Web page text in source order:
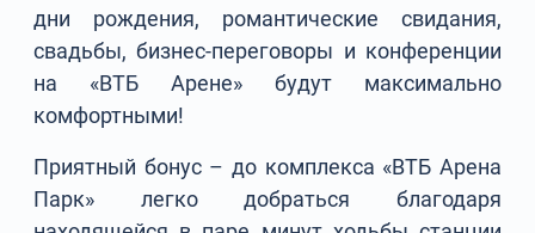
дни рождения, романтические свидания,
свадьбы, бизнес-переговоры и конференции
на «ВТБ Арене» будут максимально
комфортными!
Приятный бонус – до комплекса «ВТБ Арена
Парк» легко добраться благодаря